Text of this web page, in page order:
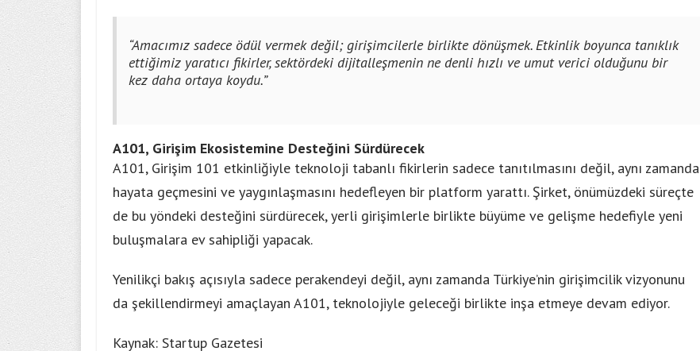
“Amacımız sadece ödül vermek değil; girişimcilerle birlikte dönüşmek. Etkinlik boyunca tanıklık
ettiğimiz yaratıcı fikirler, sektördeki dijitalleşmenin ne denli hızlı ve umut verici olduğunu bir
kez daha ortaya koydu.”
A101, Girişim Ekosistemine Desteğini Sürdürecek
A101, Girişim 101 etkinliğiyle teknoloji tabanlı fikirlerin sadece tanıtılmasını değil, aynı zamanda
hayata geçmesini ve yaygınlaşmasını hedefleyen bir platform yarattı. Şirket, önümüzdeki süreçte
de bu yöndeki desteğini sürdürecek, yerli girişimlerle birlikte büyüme ve gelişme hedefiyle yeni
buluşmalara ev sahipliği yapacak.
Yenilikçi bakış açısıyla sadece perakendeyi değil, aynı zamanda Türkiye’nin girişimcilik vizyonunu
da şekillendirmeyi amaçlayan A101, teknolojiyle geleceği birlikte inşa etmeye devam ediyor.
Kaynak: Startup Gazetesi